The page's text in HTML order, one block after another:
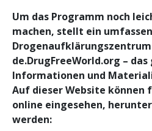
Um das Programm noch
machen, stellt ein
Drogenaufklärungszentrum
de.DrugFreeWorld.org –
Informationen und
Auf dieser Website können
online eingesehen,
werden: